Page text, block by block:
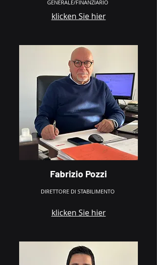
GENERALE/FINANZIARIO
klicken Sie hier
Fabrizio Pozzi
DIRETTORE DI STABILIMENTO
klicken Sie hier